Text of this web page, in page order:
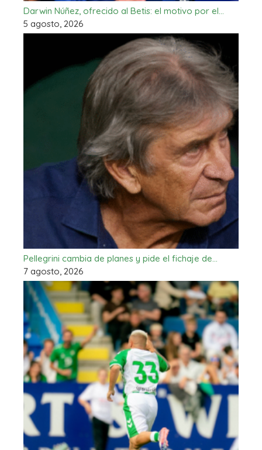
Darwin Núñez, ofrecido al Betis: el motivo por el…
5 agosto, 2026
Pellegrini cambia de planes y pide el fichaje de…
7 agosto, 2026